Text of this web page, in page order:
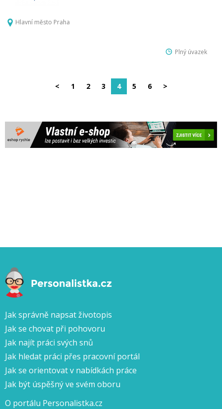
Hlavní město Praha
Plný úvazek
< 1 2 3 4 5 6 >
Jak správně napsat životopis
Jak se chovat při pohovoru
Jak najít práci svých snů
Jak hledat práci přes pracovní portál
Jak se orientovat v nabídkách práce
Jak být úspěšný ve svém oboru
O portálu Personalistka.cz